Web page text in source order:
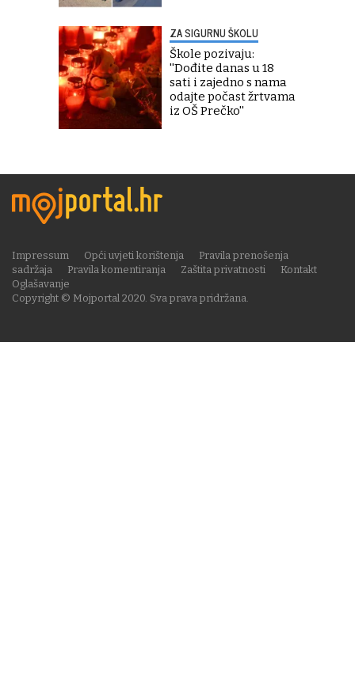
ZA SIGURNU ŠKOLU
Škole pozivaju:
''Dođite danas u 18
sati i zajedno s nama
odajte počast žrtvama
iz OŠ Prečko''
Copyright © Mojportal 2020. Sva prava pridržana.
Impressum Opći uvjeti korištenja
Pravila prenošenja
sadržaja
Pravila komentiranja Zaštita privatnosti
Kontakt
Oglašavanje